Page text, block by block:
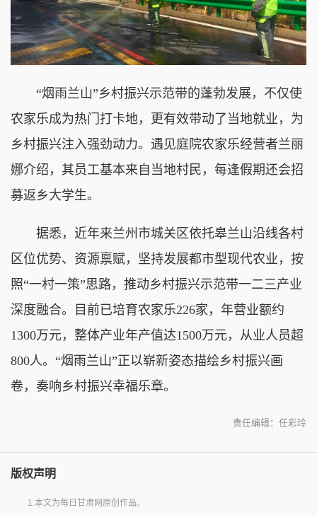
“烟雨兰山”乡村振兴示范带的蓬勃发展，不仅使
农家乐成为热门打卡地，更有效带动了当地就业，为
乡村振兴注入强劲动力。遇见庭院农家乐经营者兰丽
娜介绍，其员工基本来自当地村民，每逢假期还会招
募返乡大学生。
据悉，近年来兰州市城关区依托皋兰山沿线各村
区位优势、资源禀赋，坚持发展都市型现代农业，按
照“一村一策”思路，推动乡村振兴示范带一二三产业
深度融合。目前已培育农家乐226家，年营业额约
1300万元，整体产业年产值达1500万元，从业人员超
800人。“烟雨兰山”正以崭新姿态描绘乡村振兴画
卷，奏响乡村振兴幸福乐章。
责任编辑：任彩玲
版权声明
1.本文为每日甘肃网原创作品。